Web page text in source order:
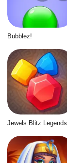
Bubblez!
Jewels Blitz Legends